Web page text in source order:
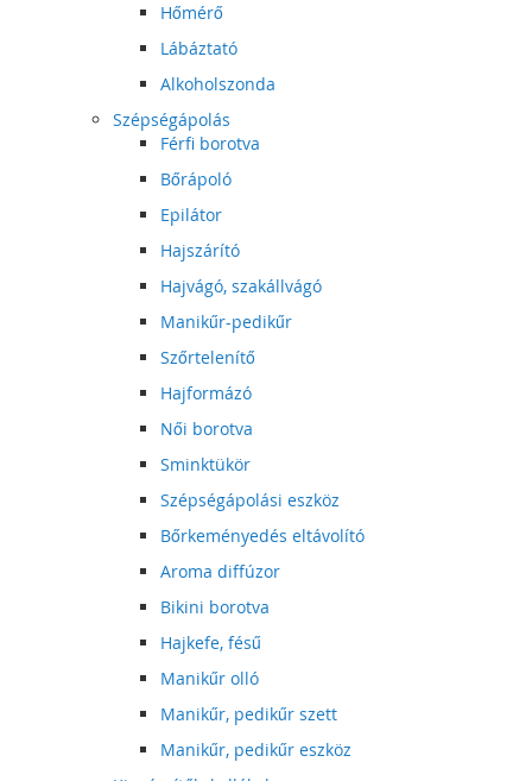
Hőmérő
Lábáztató
Alkoholszonda
Szépségápolás
Férfi borotva
Bőrápoló
Epilátor
Hajszárító
Hajvágó, szakállvágó
Manikűr-pedikűr
Szőrtelenítő
Hajformázó
Női borotva
Sminktükör
Szépségápolási eszköz
Bőrkeményedés eltávolító
Aroma diffúzor
Bikini borotva
Hajkefe, fésű
Manikűr olló
Manikűr, pedikűr szett
Manikűr, pedikűr eszköz